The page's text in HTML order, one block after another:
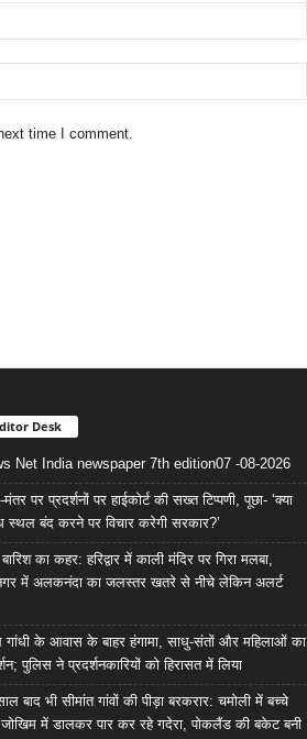
time I comment.
Desk
Net India newspaper 7th edition07 -08-2026
पर प्रदर्शनों पर हाईकोर्ट की सख्त टिप्पणी, पूछा- ‘क्या
स्थल बंद करने पर विचार करेगी सरकार?’
बारिश का कहर: हरिद्वार में काली मंदिर पर गिरा मलबा,
में अलकनंदा का जलस्तर खतरे से नीचे लेकिन अलर्ट
गांधी के आवास के बाहर हंगामा, साधु-संतों और महिलाओं का
पुलिस ने प्रदर्शनकारियों को हिरासत में लिया
बाद भी सीमांत गांवों की पीड़ा बरकरार: चमोली में बच्चे
में डालकर पार कर रहे गदेरा, पोकलैंड की बकेट बनी